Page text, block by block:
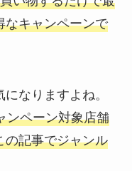
なキャンペーンで
なりますよね。
ンペーン対象店舗
の記事でジャンル